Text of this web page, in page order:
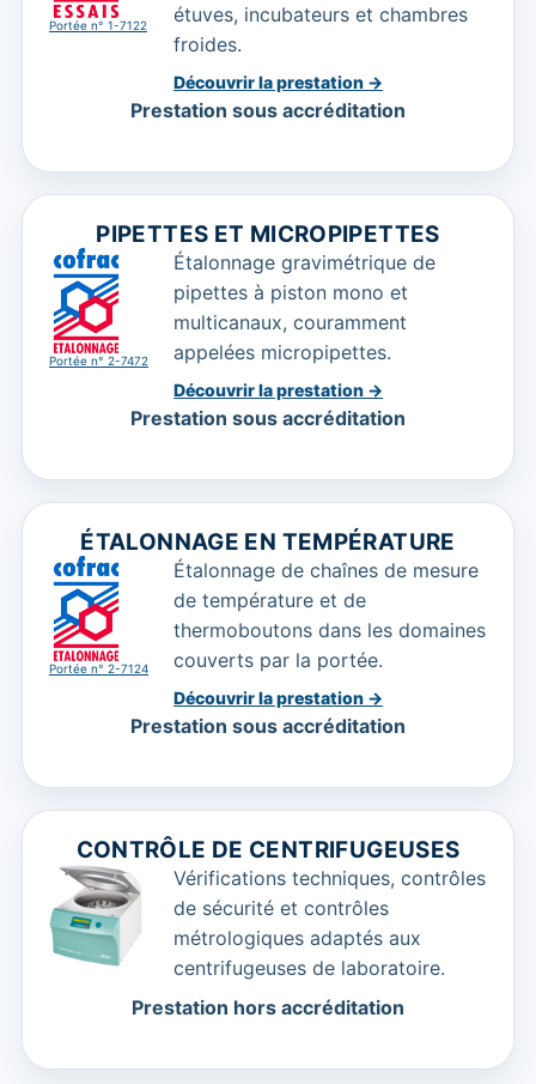
Portée n° 1-7122
étuves, incubateurs et chambres
froides.
Découvrir la prestation →
Prestation sous accréditation
PIPETTES ET MICROPIPETTES
Portée n° 2-7472
Étalonnage gravimétrique de
pipettes à piston mono et
multicanaux, couramment
appelées micropipettes.
Découvrir la prestation →
Prestation sous accréditation
ÉTALONNAGE EN TEMPÉRATURE
Portée n° 2-7124
Étalonnage de chaînes de mesure
de température et de
thermoboutons dans les domaines
couverts par la portée.
Découvrir la prestation →
Prestation sous accréditation
CONTRÔLE DE CENTRIFUGEUSES
Vérifications techniques, contrôles
de sécurité et contrôles
métrologiques adaptés aux
centrifugeuses de laboratoire.
Prestation hors accréditation